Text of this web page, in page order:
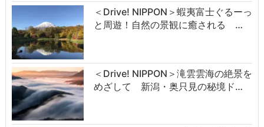
＜Drive! NIPPON＞蝦夷富士ぐるーっ
と周遊！自然の景観に癒される …
＜Drive! NIPPON＞滝雲雲海の絶景を
めざして 新潟・奥只見の秘境ド…